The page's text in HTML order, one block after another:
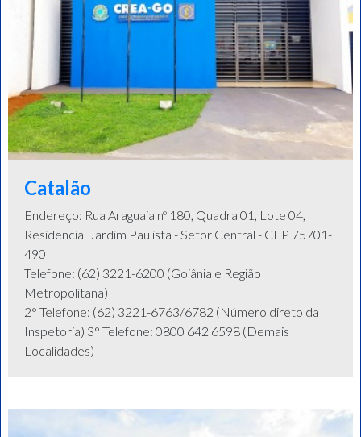
Catalão
Endereço: Rua Araguaia nº 180, Quadra 01, Lote 04,
Residencial Jardim Paulista - Setor Central - CEP 75701-
490
Telefone: (62) 3221-6200 (Goiânia e Região
Metropolitana)
2° Telefone: (62) 3221-6763/6782 (Número direto da
Inspetoria) 3° Telefone: 0800 642 6598 (Demais
Localidades)